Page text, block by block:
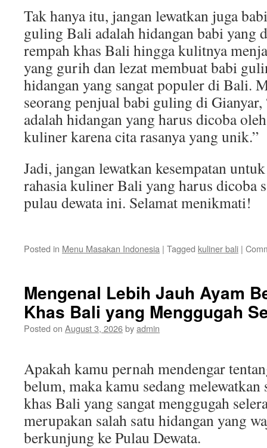
Tak hanya itu, jangan lewatkan juga
guling Bali adalah hidangan babi yang
rempah khas Bali hingga kulitnya
yang gurih dan lezat membuat babi
hidangan yang sangat populer di Bali.
seorang penjual babi guling di
adalah hidangan yang harus dicoba
kuliner karena cita rasanya yang unik.”
Jadi, jangan lewatkan kesempatan
rahasia kuliner Bali yang harus dicoba
pulau dewata ini. Selamat menikmati!
Posted in Menu Masakan Indonesia | Tagged kuliner bali |
Mengenal Lebih Jauh Ayam
Khas Bali yang Menggugah
Posted on August 3, 2026byadmin
Apakah kamu pernah mendengar
belum, maka kamu sedang melewatkan
khas Bali yang sangat menggugah
merupakan salah satu hidangan yang
berkunjung ke Pulau Dewata.